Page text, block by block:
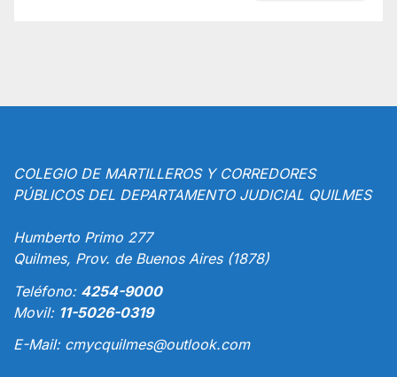
COLEGIO DE MARTILLEROS Y CORREDORES
PÚBLICOS DEL DEPARTAMENTO JUDICIAL QUILMES
Humberto Primo 277
Quilmes, Prov. de Buenos Aires (1878)
Teléfono: 4254-9000
Movil: 11-5026-0319
E-Mail: cmycquilmes@outlook.com